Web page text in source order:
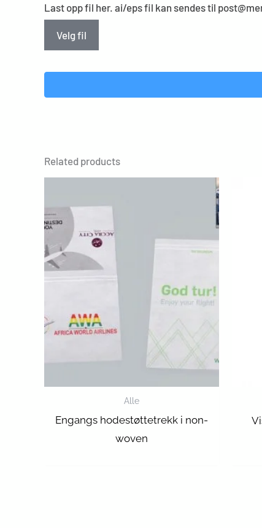
Last opp fil her. ai/eps fil kan sendes til
Velg fil
Related products
Alle
Engangs hodestøttetrekk i non-
woven